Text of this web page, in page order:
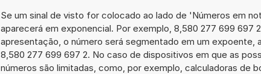
Se um sinal de visto for colocado ao lado de 'Números em
aparecerá em exponencial. Por exemplo, 8,580 277 699 697 2
apresentação, o número será segmentado em um expoente,
8,580 277 699 697 2. No caso de dispositivos em que as
números são limitadas, como, por exemplo, calculadoras de